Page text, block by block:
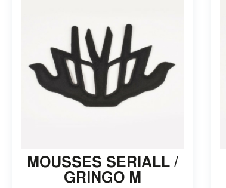
MOUSSES SERIALL /
GRINGO M